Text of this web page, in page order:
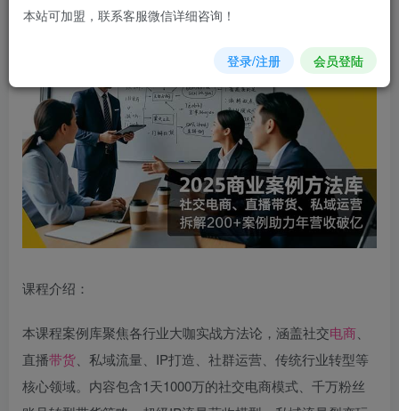
您当前未登录！建议登陆后购买，可保存购买订单
课程介绍：
本课程案例库聚焦各行业大咖实战方法论，涵盖社交电商
直播带货 、私域流量、IP打造、社群运营、传统行业转型等
核心领域。内容包含1天1000万的社交电商模式、千万粉丝
本站可加盟，联系客服微信详细咨询！
登录/注册 会员登陆